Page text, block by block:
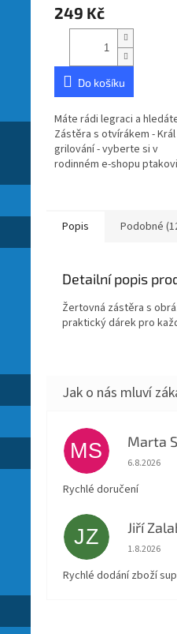
249 Kč
Do košíku
Máte rádi legraci a
Zástěra s otvírákem - Král
grilování - vyberte si v
rodinném e-shopu
Popis Podobné
Detailní popis
Žertovná zástěra s
praktický dárek pro
MS Marta
6.8.2026
Rychlé doručení
JZ Jiří
1.8.2026
Rychlé dodání zboží